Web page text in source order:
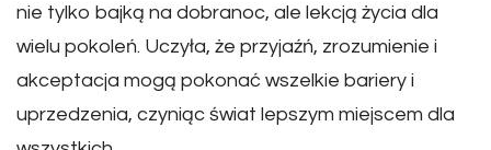
nie tylko bajką na dobranoc, ale lekcją życia dla
wielu pokoleń. Uczyła, że przyjaźń, zrozumienie i
akceptacja mogą pokonać wszelkie bariery i
uprzedzenia, czyniąc świat lepszym miejscem dla